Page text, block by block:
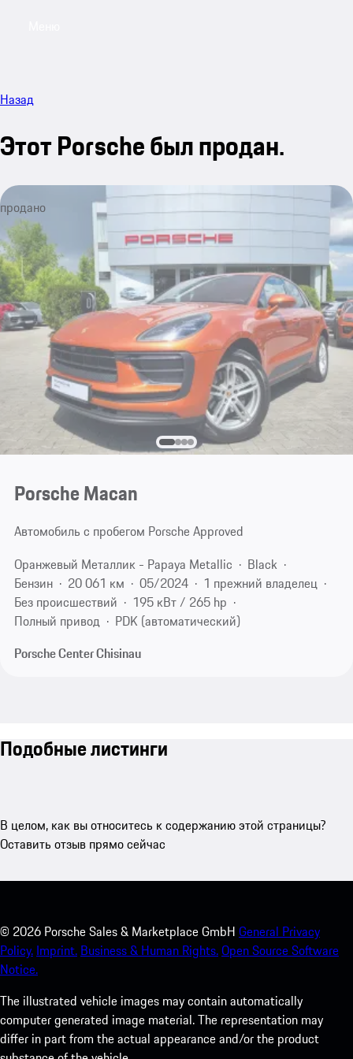
Назад
Этот Porsche был продан.
продано
Porsche Macan
Автомобиль с пробегом Porsche Approved
Оранжевый Металлик - Papaya Metallic
Black
Бензин
20 061 км 05/2024
1 прежний владелец
Без происшествий
195 кВт / 265 hp
Полный привод
PDK (автоматический)
Porsche Center Chisinau
Подобные листинги
В целом, как вы относитесь к содержанию этой страницы?
Оставить отзыв прямо сейчас
© 2026 Porsche Sales & Marketplace GmbH General Privacy
Policy. Imprint. Business & Human Rights.Open Source Software
Notice.
The illustrated vehicle images may contain automatically
computer generated image material. The representation may
differ in part from the actual appearance and/or the product